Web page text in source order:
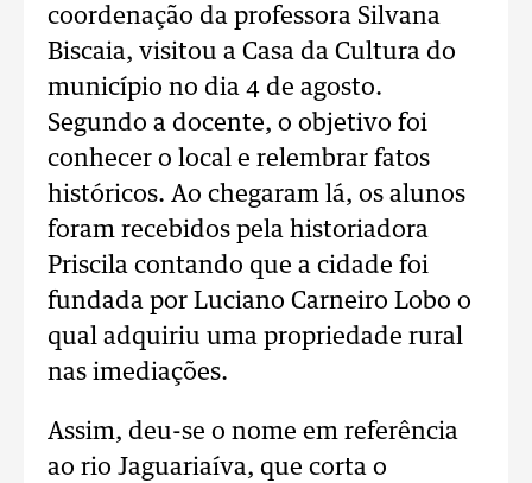
coordenação da professora Silvana
Biscaia, visitou a Casa da Cultura do
município no dia 4 de agosto.
Segundo a docente, o objetivo foi
conhecer o local e relembrar fatos
históricos. Ao chegaram lá, os alunos
foram recebidos pela historiadora
Priscila contando que a cidade foi
fundada por Luciano Carneiro Lobo o
qual adquiriu uma propriedade rural
nas imediações.
Assim, deu-se o nome em referência
ao rio Jaguariaíva, que corta o